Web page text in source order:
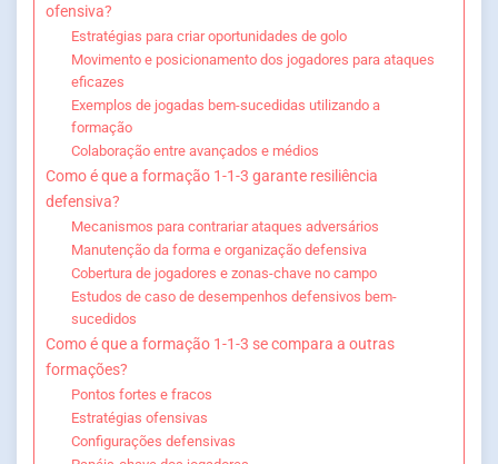
ofensiva?
Estratégias para criar oportunidades de golo
Movimento e posicionamento dos jogadores para ataques
eficazes
Exemplos de jogadas bem-sucedidas utilizando a
formação
Colaboração entre avançados e médios
Como é que a formação 1-1-3 garante resiliência
defensiva?
Mecanismos para contrariar ataques adversários
Manutenção da forma e organização defensiva
Cobertura de jogadores e zonas-chave no campo
Estudos de caso de desempenhos defensivos bem-
sucedidos
Como é que a formação 1-1-3 se compara a outras
formações?
Pontos fortes e fracos
Estratégias ofensivas
Configurações defensivas